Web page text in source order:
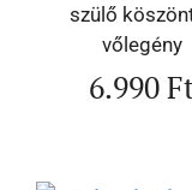
szülő
vőlegény
6.990